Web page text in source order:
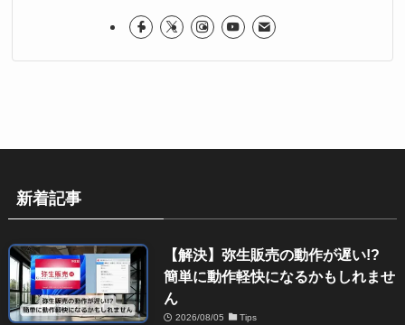
新着記事
【解決】弥生販売の動作が遅い!?
簡単に動作軽快になるかもしれませ
ん
2026/08/05 Tips